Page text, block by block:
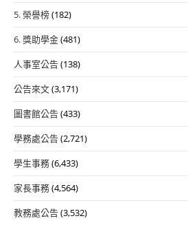
5. 榮譽榜(182)
6. 獎助學金(481)
人事室公告(138)
公告來文(3,171)
圖書館公告(433)
學務處公告(2,721)
學生事務(6,433)
家長事務(4,564)
教務處公告(3,532)